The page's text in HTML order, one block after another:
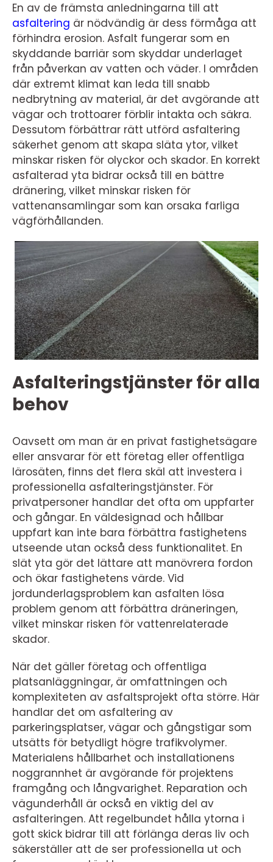
En av de främsta anledningarna till att
asfaltering är nödvändig är dess förmåga att
förhindra erosion. Asfalt fungerar som en
skyddande barriär som skyddar underlaget
från påverkan av vatten och väder. I områden
där extremt klimat kan leda till snabb
nedbrytning av material, är det avgörande att
vägar och trottoarer förblir intakta och säkra.
Dessutom förbättrar rätt utförd asfaltering
säkerhet genom att skapa släta ytor, vilket
minskar risken för olyckor och skador. En korrekt
asfalterad yta bidrar också till en bättre
dränering, vilket minskar risken för
vattenansamlingar som kan orsaka farliga
vägförhållanden.
Asfalteringstjänster för alla
behov
Oavsett om man är en privat fastighetsägare
eller ansvarar för ett företag eller offentliga
lärosäten, finns det flera skäl att investera i
professionella asfalteringstjänster. För
privatpersoner handlar det ofta om uppfarter
och gångar. En väldesignad och hållbar
uppfart kan inte bara förbättra fastighetens
utseende utan också dess funktionalitet. En
slät yta gör det lättare att manövrera fordon
och ökar fastighetens värde. Vid
jordunderlagsproblem kan asfalten lösa
problem genom att förbättra dräneringen,
vilket minskar risken för vattenrelaterade
skador.
När det gäller företag och offentliga
platsanläggningar, är omfattningen och
komplexiteten av asfaltsprojekt ofta större. Här
handlar det om asfaltering av
parkeringsplatser, vägar och gångstigar som
utsätts för betydligt högre trafikvolymer.
Materialens hållbarhet och installationens
noggrannhet är avgörande för projektens
framgång och långvarighet. Reparation och
vägunderhåll är också en viktig del av
asfalteringen. Att regelbundet hålla ytorna i
gott skick bidrar till att förlänga deras liv och
säkerställer att de ser professionella ut och